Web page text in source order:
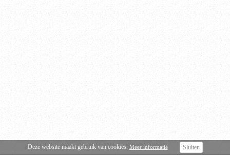
Deze website maakt gebruik van cookies. Meer informatie Sluiten